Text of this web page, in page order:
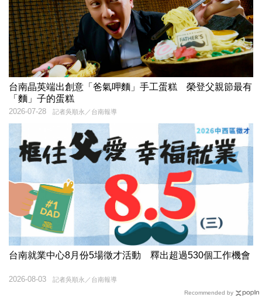
台南晶英端出創意「爸氣呷麵」手工蛋糕 榮登父親節最有
「麵」子的蛋糕
記者吳順永／台南報導
2026-07-28
台南就業中心8月份5場徵才活動 釋出超過530個工作機會
記者吳順永／台南報導
2026-08-03
Recommended by